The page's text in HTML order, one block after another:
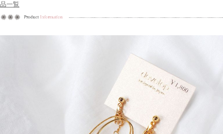
品一覧